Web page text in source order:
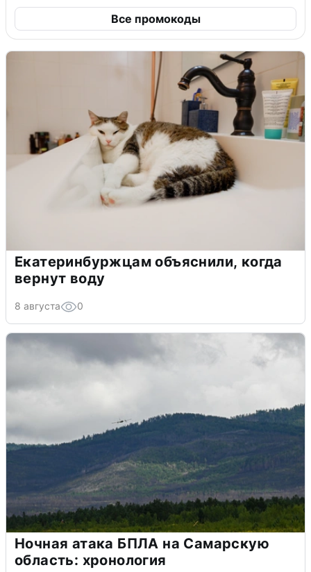
Все промокоды
Екатеринбуржцам объяснили, когда
вернут воду
8 августа 0
Ночная атака БПЛА на Самарскую
область: хронология